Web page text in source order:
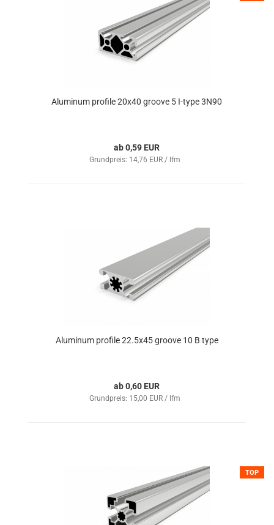
Aluminum profile 20x40 groove 5 I-type 3N90
ab 0,59 EUR
Grundpreis: 14,76 EUR / lfm
Aluminum profile 22.5x45 groove 10 B type
ab 0,60 EUR
Grundpreis: 15,00 EUR / lfm
TOP